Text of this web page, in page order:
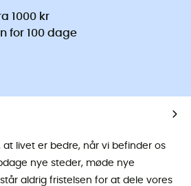
1000 kr
for 100 dage
at livet er bedre, når vi befinder os
nye steder, møde nye
aldrig fristelsen for at dele vores